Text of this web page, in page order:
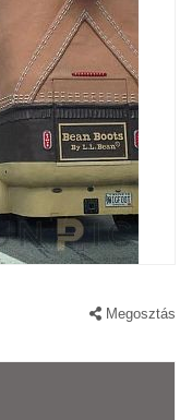
Megosztás